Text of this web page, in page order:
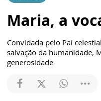
Maria, a
Convidada pelo Pai
salvação da humanidade,
generosidade